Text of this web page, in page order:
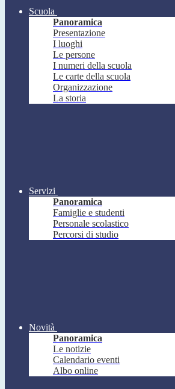
Scuola
Panoramica
Presentazione
I luoghi
Le persone
I numeri della scuola
Le carte della scuola
Organizzazione
La storia
Servizi
Panoramica
Famiglie e studenti
Personale scolastico
Percorsi di studio
Novità
Panoramica
Le notizie
Calendario eventi
Albo online